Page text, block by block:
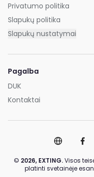
Privatumo politika
Slapukų politika
Slapukų nustatymai
Pagalba
DUK
Kontaktai
© 2026, EXTING.Visos
platinti svetainėje